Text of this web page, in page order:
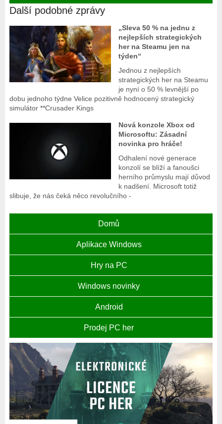
Další podobné zprávy
„Sleva 50 % na jednu z
nejlepších strategických
her na Steamu jen na
týden“
Jednou z nejlepších
strategických her na Steamu
je nyní o 50 % levnější po
dobu jednoho týdne Velice pozitivně hodnocený strategický
simulátor **Crusader Kings
Nová konzole Xbox od
Microsoftu: Zásadní
novinka pro hráče!
Odhalení nové generace
konzolí se blíží a fanoušci
herního průmyslu mají důvod
k nadšení. Microsoft totiž
slibuje, že nás čeká něco revolučního -
Domů
Aplikace Windows
Hry na PC
Windows novinky
Android
Prodej PC her